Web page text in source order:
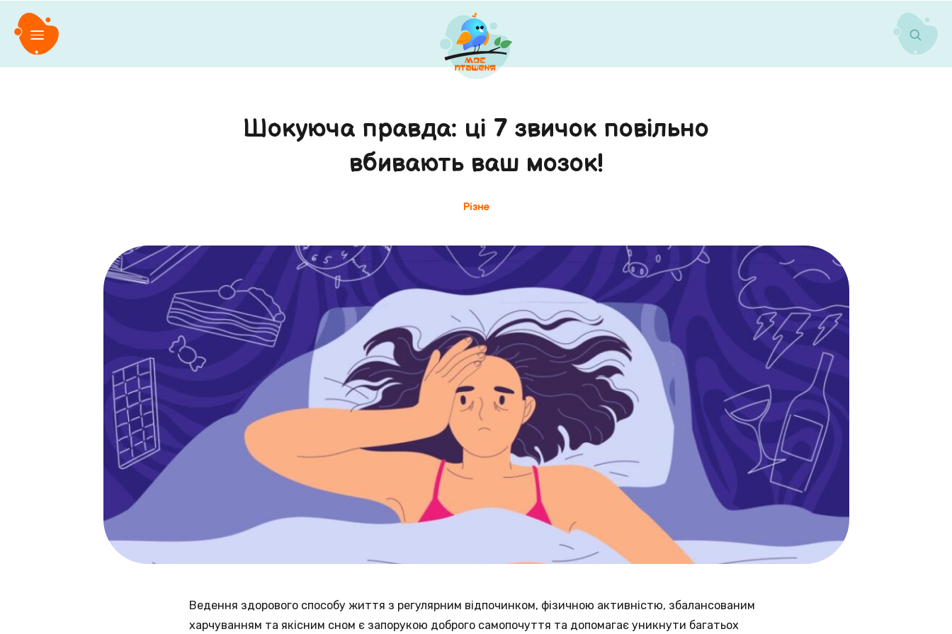
Шокуюча правда: ці 7 звичок повільно
вбивають ваш мозок!
Різне
Ведення здорового способу життя з регулярним відпочинком, фізичною активністю, збалансованим
харчуванням та якісним сном є запорукою доброго самопочуття та допомагає уникнути багатьох